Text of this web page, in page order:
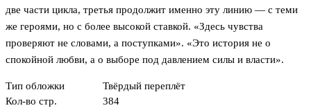
две части цикла, третья продолжит именно эту линию — с теми
же героями, но с более высокой ставкой. «Здесь чувства
проверяют не словами, а поступками». «Это история не о
спокойной любви, а о выборе под давлением силы и власти».
Тип обложки
Твёрдый переплёт
Кол-во стр.
384